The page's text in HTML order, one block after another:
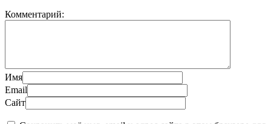
Комментарий:
Имя
Email
Сайт